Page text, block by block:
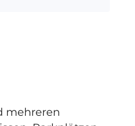
mehreren